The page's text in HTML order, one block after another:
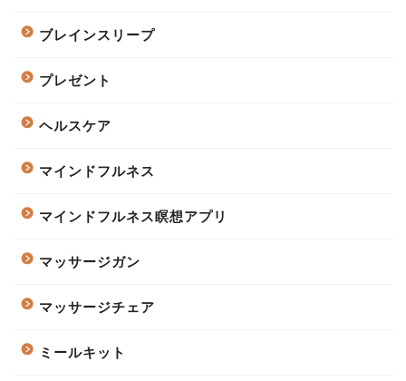
ブレインスリープ
プレゼント
ヘルスケア
マインドフルネス
マインドフルネス瞑想アプリ
マッサージガン
マッサージチェア
ミールキット